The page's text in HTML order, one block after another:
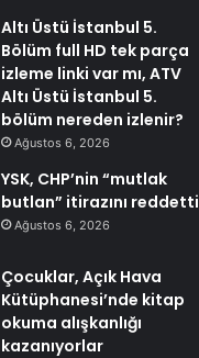
Altı Üstü İstanbul 5.
Bölüm full HD tek parça
izleme linki var mı, ATV
Altı Üstü İstanbul 5.
bölüm nereden izlenir?
Ağustos 6, 2026
YSK, CHP’nin “mutlak
butlan” itirazını reddetti
Ağustos 6, 2026
Çocuklar, Açık Hava
Kütüphanesi’nde kitap
okuma alışkanlığı
kazanıyorlar